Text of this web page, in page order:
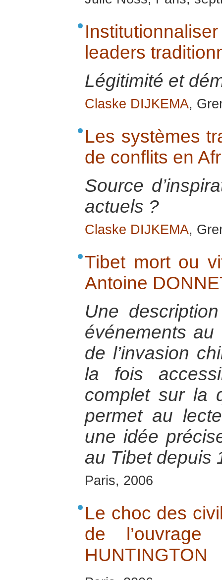
leaders
Légitimité et
Claske DIJKEMA,
Les systèmes
de conflits en
Source
actuels ?
Claske DIJKEMA,
Tibet mort ou
Antoine
Une
événements
de l’invasion
la fois
complet sur la
permet au
une idée
au Tibet depuis
Paris, 2006
Le choc des
de
HUNTINGTON